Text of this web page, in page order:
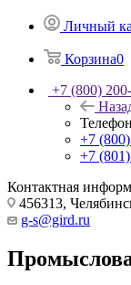
Личный
Корзина0
+7 (800)
+7
+7
Контактная
456313,
g-s@gird.ru